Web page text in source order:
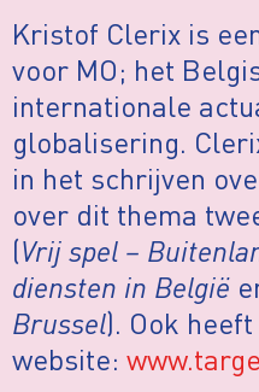
Kristof Clerix is
voor MO; het
internationale
globalisering.
in het schrijven
over dit thema
(Vrij spel –
diensten in België
Brussel). Ook
website: